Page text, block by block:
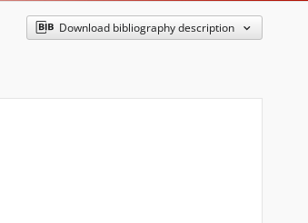
Download bibliography description